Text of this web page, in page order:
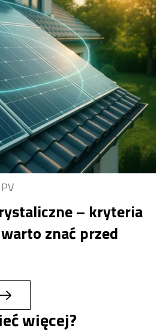
– kryteria
znać przed
więcej?